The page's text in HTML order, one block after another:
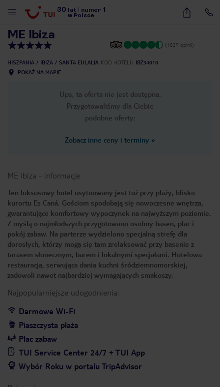
30 lat numer 1
w Polsce
53
ME Ibiza
(1829 opinii)
HISZPANIA IBIZA SANTA EULALIA KOD HOTELU IBZ34010
POKAŻ NA MAPIE
Ups, ta oferta nie jest dostępna.
Przygotowaliśmy dla Ciebie
podobne oferty:
Zobacz inne ceny i terminy »
ME Ibiza - informacje
Ten luksusowy hotel usytuowany jest tuż przy plaży, blisko
kurortu Es Caná. Gościom spodobają się nowoczesne wnętrza,
gwarantujące komfortowy wypoczynek na najwyższym poziomie.
Z myślą o najmłodszych przygotowano osobny basen, plac i
pokój zabaw. Na parterze wydzielono specjalną strefę dla
dorosłych, którzy mogą się tam zrelaksować przy basenie z
tarasem słonecznym, barem i lokalnymi specjałami. Hotelowa
restauracja, serwująca dania kuchni śródziemnomorskiej,
zadowoli nawet najbardziej wymagających smakoszy.
Najpopularniejsze udogodnienia:
Darmowe Wi-Fi
Piaszczysta plaża
Plac zabaw
TUI Service Center 24/7 + TUI App
Wybór Roku w portalu TripAdvisor